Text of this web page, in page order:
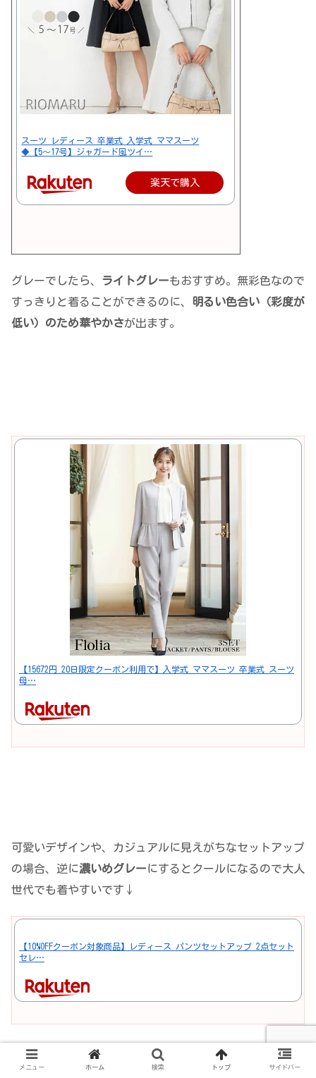
スーツ レディース 卒業式 入学式 ママスーツ
◆【5〜17号】ジャガード風ツイ…
楽天で購入
グレーでしたら、 ライトグレーもおすすめ。無彩色なので
すっきりと着ることができるのに、 明るい色合い（彩度が
低い）のため華やかさが出ます。
【15672円 20日限定クーポン利用で】入学式 ママスーツ 卒業式 スーツ
母…
可愛いデザインや、カジュアルに見えがちなセットアップ
の場合、逆に濃いめグレーにするとクールになるので大人
世代でも着やすいです↓
【10%OFFクーポン対象商品】レディース パンツセットアップ 2点セット
セレ…
メニュー ホーム 検索 トップ サイドバー